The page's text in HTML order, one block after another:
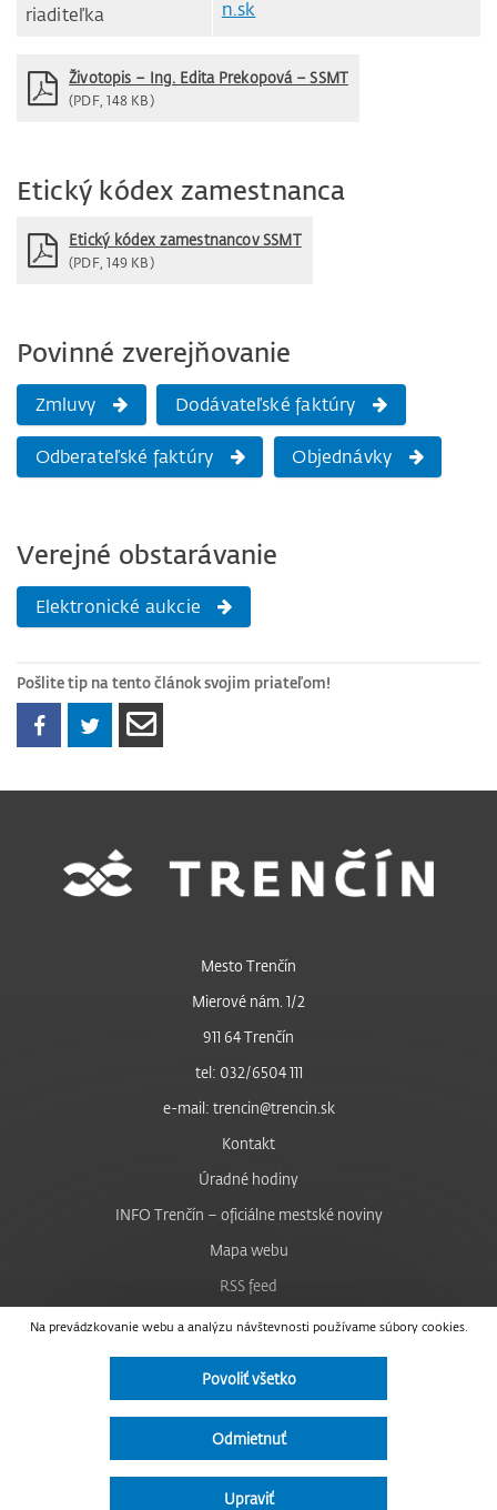
riaditeľka
n.sk
Životopis – Ing. Edita Prekopová – SSMT
(PDF, 148 KB)
Etický kódex zamestnanca
Etický kódex zamestnancov SSMT
(PDF, 149 KB)
Povinné zverejňovanie
Zmluvy Dodávateľské faktúry
Odberateľské faktúry Objednávky
Verejné obstarávanie
Elektronické aukcie
Pošlite tip na tento článok svojim priateľom!
Na prevádzkovanie webu a analýzu návštevnosti používame súbory cookies.
Povoliť všetko
Odmietnuť
Upraviť
Mesto Trenčín
Mierové nám. 1/2
911 64 Trenčín
tel: 032/6504 111
e-mail: trencin@trencin.sk
Kontakt
Úradné hodiny
INFO Trenčín – oficiálne mestské noviny
Mapa webu
RSS feed
Nastavenie cookies
Facebook
Instagram
Vyhlásenie o prístupnosti